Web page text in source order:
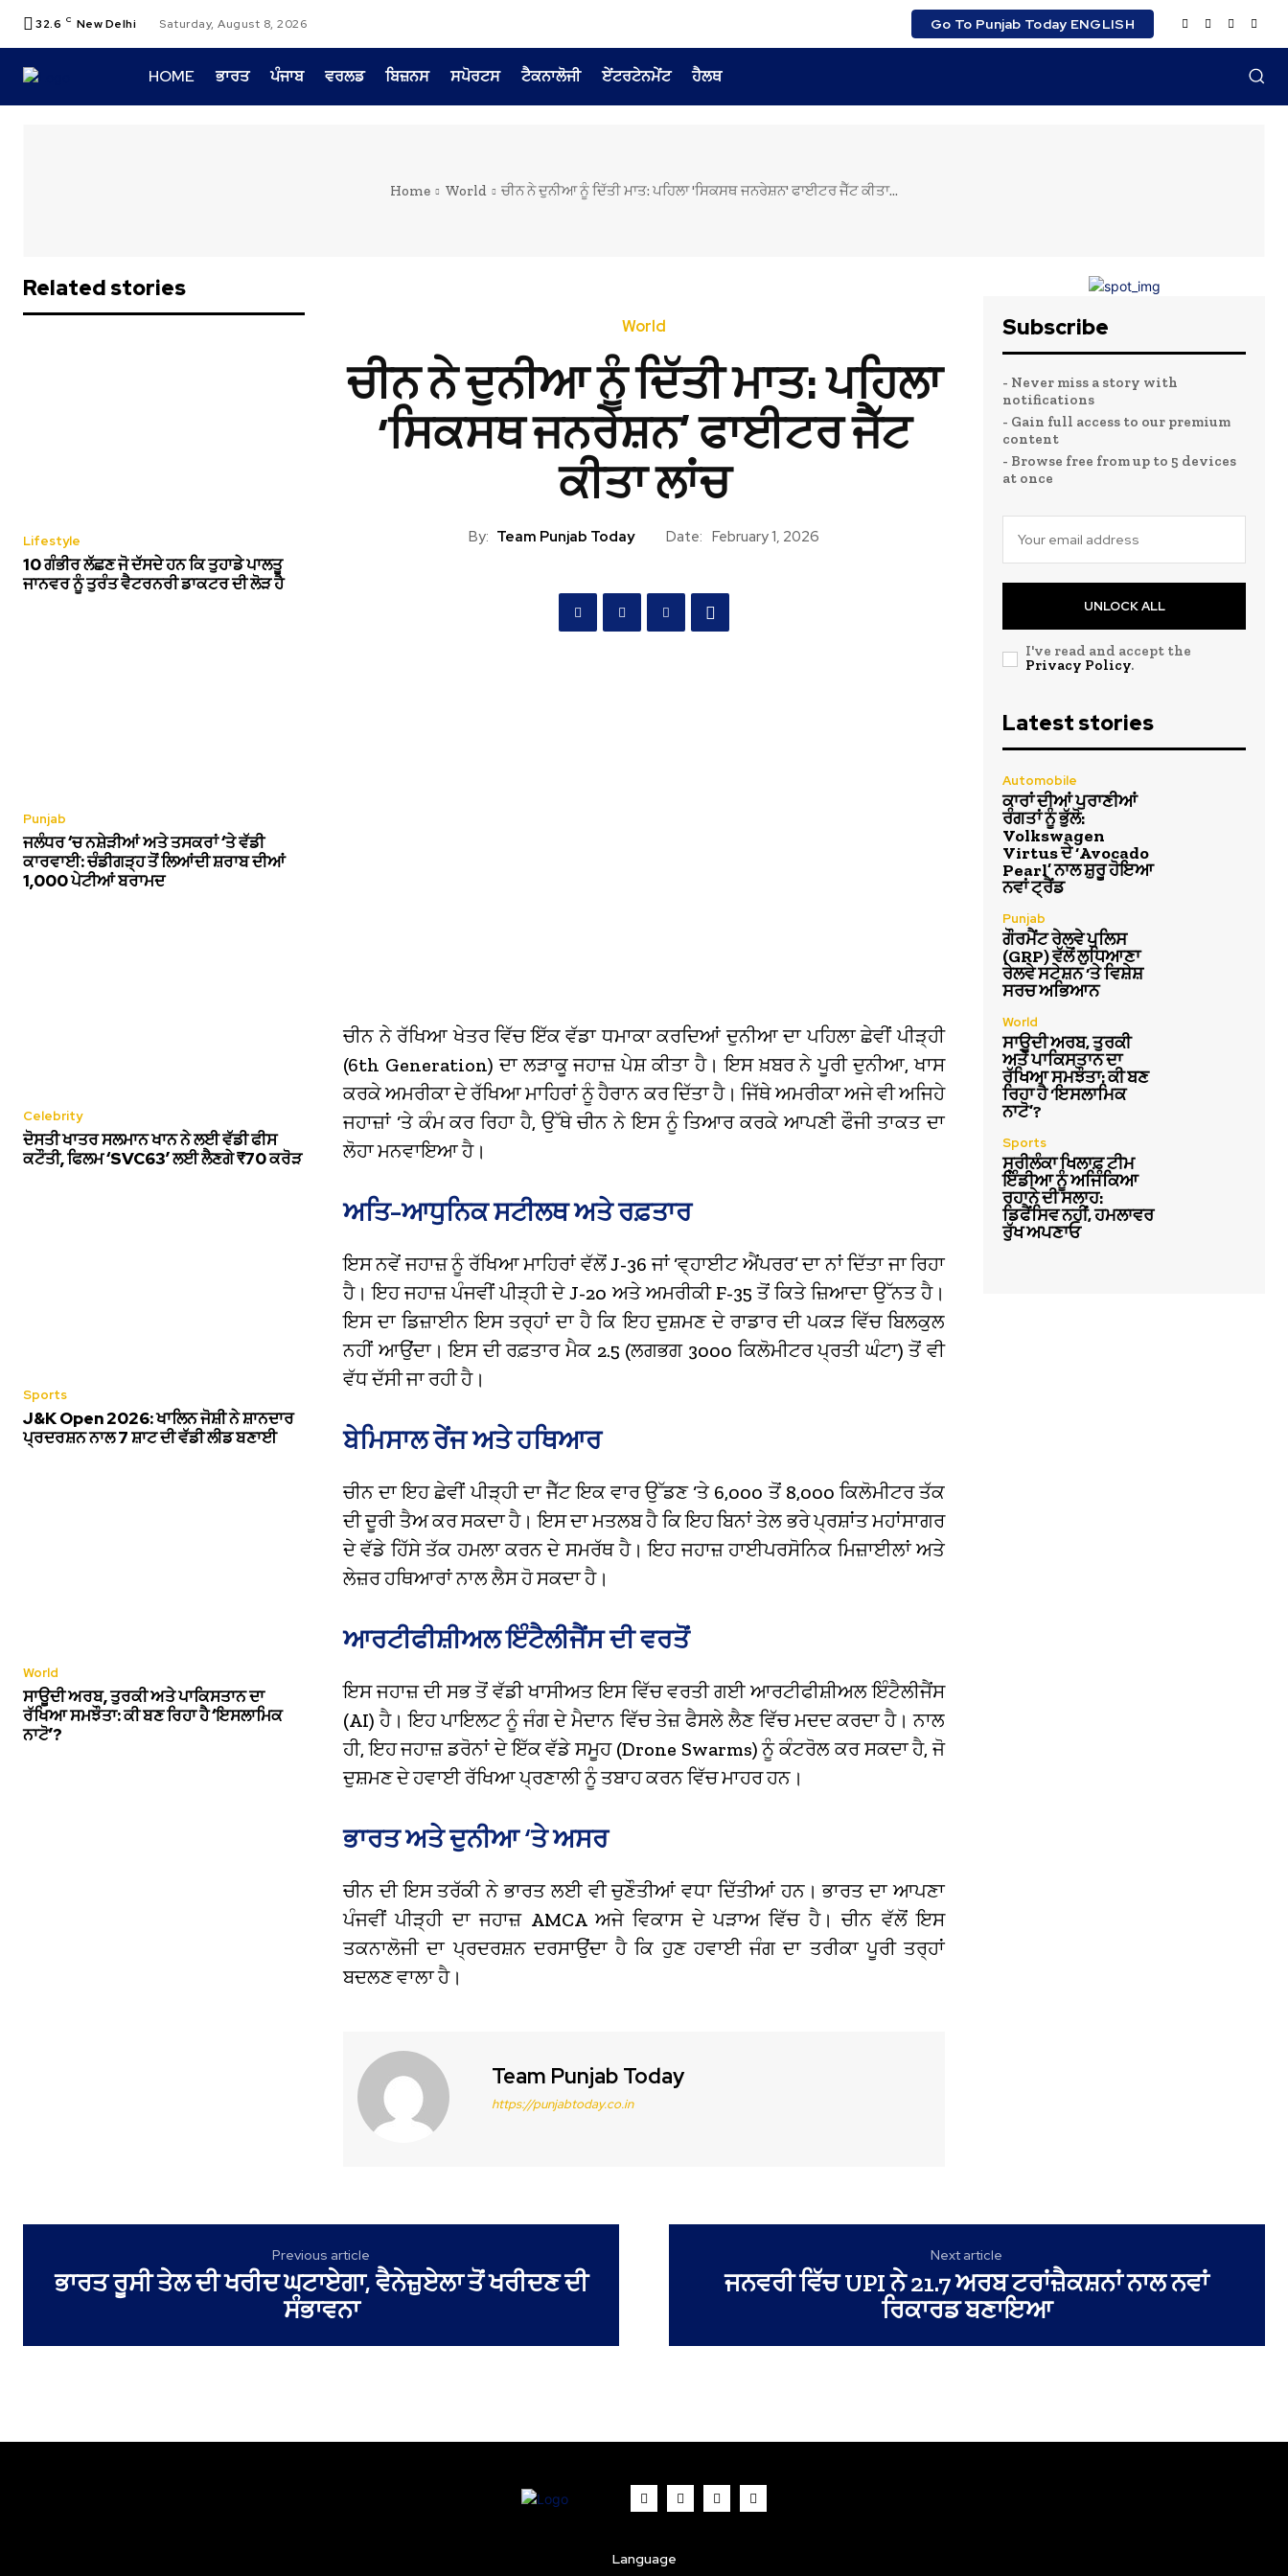
32.6 C New Delhi Saturday, August 8, 2026 Go To Punjab Today ENGLISH
HOME ਭਾਰਤ ਪੰਜਾਬ ਵਰਲਡ ਬਿਜ਼ਨਸ ਸਪੋਰਟਸ ਟੈਕਨਾਲੋਜੀ ਏਂਟਰਟੇਨਮੇਂਟ ਹੈਲਥ
Home World ਚੀਨ ਨੇ ਦੁਨੀਆ ਨੂੰ ਦਿੱਤੀ ਮਾਤ: ਪਹਿਲਾ 'ਸਿਕਸਥ ਜਨਰੇਸ਼ਨ' ਫਾਈਟਰ ਜੈੱਟ ਕੀਤਾ...
Related stories
Lifestyle
10 ਗੰਭੀਰ ਲੱਛਣ ਜੋ ਦੱਸਦੇ ਹਨ ਕਿ ਤੁਹਾਡੇ ਪਾਲਤੂ
ਜਾਨਵਰ ਨੂੰ ਤੁਰੰਤ ਵੈਟਰਨਰੀ ਡਾਕਟਰ ਦੀ ਲੋੜ ਹੈ
Punjab
ਜਲੰਧਰ ‘ਚ ਨਸ਼ੇੜੀਆਂ ਅਤੇ ਤਸਕਰਾਂ ‘ਤੇ ਵੱਡੀ
ਕਾਰਵਾਈ: ਚੰਡੀਗੜ੍ਹ ਤੋਂ ਲਿਆਂਦੀ ਸ਼ਰਾਬ ਦੀਆਂ
1,000 ਪੇਟੀਆਂ ਬਰਾਮਦ
Celebrity
ਦੋਸਤੀ ਖਾਤਰ ਸਲਮਾਨ ਖਾਨ ਨੇ ਲਈ ਵੱਡੀ ਫੀਸ
ਕਟੌਤੀ, ਫਿਲਮ ‘SVC63’ ਲਈ ਲੈਣਗੇ ₹70 ਕਰੋੜ
Sports
J&K Open 2026: ਖਾਲਿਨ ਜੋਸ਼ੀ ਨੇ ਸ਼ਾਨਦਾਰ
ਪ੍ਰਦਰਸ਼ਨ ਨਾਲ 7 ਸ਼ਾਟ ਦੀ ਵੱਡੀ ਲੀਡ ਬਣਾਈ
World
ਸਾਊਦੀ ਅਰਬ, ਤੁਰਕੀ ਅਤੇ ਪਾਕਿਸਤਾਨ ਦਾ
ਰੱਖਿਆ ਸਮਝੌਤਾ: ਕੀ ਬਣ ਰਿਹਾ ਹੈ ‘ਇਸਲਾਮਿਕ
ਨਾਟੋ’?
World
ਚੀਨ ਨੇ ਦੁਨੀਆ ਨੂੰ ਦਿੱਤੀ ਮਾਤ: ਪਹਿਲਾ
‘ਸਿਕਸਥ ਜਨਰੇਸ਼ਨ’ ਫਾਈਟਰ ਜੈੱਟ
ਕੀਤਾ ਲਾਂਚ
By: Team Punjab Today Date: February 1, 2026
ਚੀਨ ਨੇ ਰੱਖਿਆ ਖੇਤਰ ਵਿੱਚ ਇੱਕ ਵੱਡਾ ਧਮਾਕਾ ਕਰਦਿਆਂ ਦੁਨੀਆ ਦਾ ਪਹਿਲਾ ਛੇਵੀਂ ਪੀੜ੍ਹੀ
(6th Generation) ਦਾ ਲੜਾਕੂ ਜਹਾਜ਼ ਪੇਸ਼ ਕੀਤਾ ਹੈ। ਇਸ ਖ਼ਬਰ ਨੇ ਪੂਰੀ ਦੁਨੀਆ, ਖਾਸ
ਕਰਕੇ ਅਮਰੀਕਾ ਦੇ ਰੱਖਿਆ ਮਾਹਿਰਾਂ ਨੂੰ ਹੈਰਾਨ ਕਰ ਦਿੱਤਾ ਹੈ। ਜਿੱਥੇ ਅਮਰੀਕਾ ਅਜੇ ਵੀ ਅਜਿਹੇ
ਜਹਾਜ਼ਾਂ ‘ਤੇ ਕੰਮ ਕਰ ਰਿਹਾ ਹੈ, ਉੱਥੇ ਚੀਨ ਨੇ ਇਸ ਨੂੰ ਤਿਆਰ ਕਰਕੇ ਆਪਣੀ ਫੌਜੀ ਤਾਕਤ ਦਾ
ਲੋਹਾ ਮਨਵਾਇਆ ਹੈ।
ਅਤਿ-ਆਧੁਨਿਕ ਸਟੀਲਥ ਅਤੇ ਰਫ਼ਤਾਰ
ਇਸ ਨਵੇਂ ਜਹਾਜ਼ ਨੂੰ ਰੱਖਿਆ ਮਾਹਿਰਾਂ ਵੱਲੋਂ J-36 ਜਾਂ ‘ਵ੍ਹਾਈਟ ਐਂਪਰਰ’ ਦਾ ਨਾਂ ਦਿੱਤਾ ਜਾ ਰਿਹਾ
ਹੈ। ਇਹ ਜਹਾਜ਼ ਪੰਜਵੀਂ ਪੀੜ੍ਹੀ ਦੇ J-20 ਅਤੇ ਅਮਰੀਕੀ F-35 ਤੋਂ ਕਿਤੇ ਜ਼ਿਆਦਾ ਉੱਨਤ ਹੈ।
ਇਸ ਦਾ ਡਿਜ਼ਾਈਨ ਇਸ ਤਰ੍ਹਾਂ ਦਾ ਹੈ ਕਿ ਇਹ ਦੁਸ਼ਮਣ ਦੇ ਰਾਡਾਰ ਦੀ ਪਕੜ ਵਿੱਚ ਬਿਲਕੁਲ
ਨਹੀਂ ਆਉਂਦਾ। ਇਸ ਦੀ ਰਫ਼ਤਾਰ ਮੈਕ 2.5 (ਲਗਭਗ 3000 ਕਿਲੋਮੀਟਰ ਪ੍ਰਤੀ ਘੰਟਾ) ਤੋਂ ਵੀ
ਵੱਧ ਦੱਸੀ ਜਾ ਰਹੀ ਹੈ।
ਬੇਮਿਸਾਲ ਰੇਂਜ ਅਤੇ ਹਥਿਆਰ
ਚੀਨ ਦਾ ਇਹ ਛੇਵੀਂ ਪੀੜ੍ਹੀ ਦਾ ਜੈੱਟ ਇਕ ਵਾਰ ਉੱਡਣ ‘ਤੇ 6,000 ਤੋਂ 8,000 ਕਿਲੋਮੀਟਰ ਤੱਕ
ਦੀ ਦੂਰੀ ਤੈਅ ਕਰ ਸਕਦਾ ਹੈ। ਇਸ ਦਾ ਮਤਲਬ ਹੈ ਕਿ ਇਹ ਬਿਨਾਂ ਤੇਲ ਭਰੇ ਪ੍ਰਸ਼ਾਂਤ ਮਹਾਂਸਾਗਰ
ਦੇ ਵੱਡੇ ਹਿੱਸੇ ਤੱਕ ਹਮਲਾ ਕਰਨ ਦੇ ਸਮਰੱਥ ਹੈ। ਇਹ ਜਹਾਜ਼ ਹਾਈਪਰਸੋਨਿਕ ਮਿਜ਼ਾਈਲਾਂ ਅਤੇ
ਲੇਜ਼ਰ ਹਥਿਆਰਾਂ ਨਾਲ ਲੈਸ ਹੋ ਸਕਦਾ ਹੈ।
ਆਰਟੀਫੀਸ਼ੀਅਲ ਇੰਟੈਲੀਜੈਂਸ ਦੀ ਵਰਤੋਂ
ਇਸ ਜਹਾਜ਼ ਦੀ ਸਭ ਤੋਂ ਵੱਡੀ ਖਾਸੀਅਤ ਇਸ ਵਿੱਚ ਵਰਤੀ ਗਈ ਆਰਟੀਫੀਸ਼ੀਅਲ ਇੰਟੈਲੀਜੈਂਸ
(AI) ਹੈ। ਇਹ ਪਾਇਲਟ ਨੂੰ ਜੰਗ ਦੇ ਮੈਦਾਨ ਵਿੱਚ ਤੇਜ਼ ਫੈਸਲੇ ਲੈਣ ਵਿੱਚ ਮਦਦ ਕਰਦਾ ਹੈ। ਨਾਲ
ਹੀ, ਇਹ ਜਹਾਜ਼ ਡਰੋਨਾਂ ਦੇ ਇੱਕ ਵੱਡੇ ਸਮੂਹ (Drone Swarms) ਨੂੰ ਕੰਟਰੋਲ ਕਰ ਸਕਦਾ ਹੈ, ਜੋ
ਦੁਸ਼ਮਣ ਦੇ ਹਵਾਈ ਰੱਖਿਆ ਪ੍ਰਣਾਲੀ ਨੂੰ ਤਬਾਹ ਕਰਨ ਵਿੱਚ ਮਾਹਰ ਹਨ।
ਭਾਰਤ ਅਤੇ ਦੁਨੀਆ ‘ਤੇ ਅਸਰ
ਚੀਨ ਦੀ ਇਸ ਤਰੱਕੀ ਨੇ ਭਾਰਤ ਲਈ ਵੀ ਚੁਣੌਤੀਆਂ ਵਧਾ ਦਿੱਤੀਆਂ ਹਨ। ਭਾਰਤ ਦਾ ਆਪਣਾ
ਪੰਜਵੀਂ ਪੀੜ੍ਹੀ ਦਾ ਜਹਾਜ਼ AMCA ਅਜੇ ਵਿਕਾਸ ਦੇ ਪੜਾਅ ਵਿੱਚ ਹੈ। ਚੀਨ ਵੱਲੋਂ ਇਸ
ਤਕਨਾਲੋਜੀ ਦਾ ਪ੍ਰਦਰਸ਼ਨ ਦਰਸਾਉਂਦਾ ਹੈ ਕਿ ਹੁਣ ਹਵਾਈ ਜੰਗ ਦਾ ਤਰੀਕਾ ਪੂਰੀ ਤਰ੍ਹਾਂ
ਬਦਲਣ ਵਾਲਾ ਹੈ।
Team Punjab Today
https://punjabtoday.co.in
Subscribe
- Never miss a story with
notifications
- Gain full access to our premium
content
- Browse free from up to 5 devices
at once
UNLOCK ALL
I've read and accept the
Privacy Policy.
Latest stories
Automobile
ਕਾਰਾਂ ਦੀਆਂ ਪੁਰਾਣੀਆਂ
ਰੰਗਤਾਂ ਨੂੰ ਭੁੱਲੋ:
Volkswagen
Virtus ਦੇ ‘Avocado
Pearl’ ਨਾਲ ਸ਼ੁਰੂ ਹੋਇਆ
ਨਵਾਂ ਟ੍ਰੈਂਡ
Punjab
ਗੌਰਮੈਂਟ ਰੇਲਵੇ ਪੁਲਿਸ
(GRP) ਵੱਲੋਂ ਲੁਧਿਆਣਾ
ਰੇਲਵੇ ਸਟੇਸ਼ਨ ‘ਤੇ ਵਿਸ਼ੇਸ਼
ਸਰਚ ਅਭਿਆਨ
World
ਸਾਊਦੀ ਅਰਬ, ਤੁਰਕੀ
ਅਤੇ ਪਾਕਿਸਤਾਨ ਦਾ
ਰੱਖਿਆ ਸਮਝੌਤਾ: ਕੀ ਬਣ
ਰਿਹਾ ਹੈ ‘ਇਸਲਾਮਿਕ
ਨਾਟੋ’?
Sports
ਸ੍ਰੀਲੰਕਾ ਖਿਲਾਫ਼ ਟੀਮ
ਇੰਡੀਆ ਨੂੰ ਅਜਿੰਕਿਆ
ਰਹਾਨੇ ਦੀ ਸਲਾਹ:
ਡਿਫੈਂਸਿਵ ਨਹੀਂ, ਹਮਲਾਵਰ
ਰੁੱਖ ਅਪਣਾਓ
Previous article
ਭਾਰਤ ਰੂਸੀ ਤੇਲ ਦੀ ਖਰੀਦ ਘਟਾਏਗਾ, ਵੈਨੇਜ਼ੁਏਲਾ ਤੋਂ ਖਰੀਦਣ ਦੀ
ਸੰਭਾਵਨਾ
Next article
ਜਨਵਰੀ ਵਿੱਚ UPI ਨੇ 21.7 ਅਰਬ ਟਰਾਂਜ਼ੈਕਸ਼ਨਾਂ ਨਾਲ ਨਵਾਂ
ਰਿਕਾਰਡ ਬਣਾਇਆ
Language